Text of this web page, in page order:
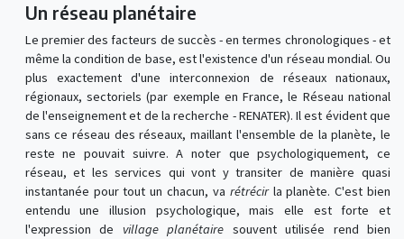
Un réseau planétaire
Le premier des facteurs de succès - en termes chronologiques - et
même la condition de base, est l'existence d'un réseau mondial. Ou
plus exactement d'une interconnexion de réseaux nationaux,
régionaux, sectoriels (par exemple en France, le Réseau national
de l'enseignement et de la recherche - RENATER). Il est évident que
sans ce réseau des réseaux, maillant l'ensemble de la planète, le
reste ne pouvait suivre. A noter que psychologiquement, ce
réseau, et les services qui vont y transiter de manière quasi
instantanée pour tout un chacun, va rétrécirla planète. C'est bien
entendu une illusion psychologique, mais elle est forte et
l'expression de village planétaire souvent utilisée rend bien